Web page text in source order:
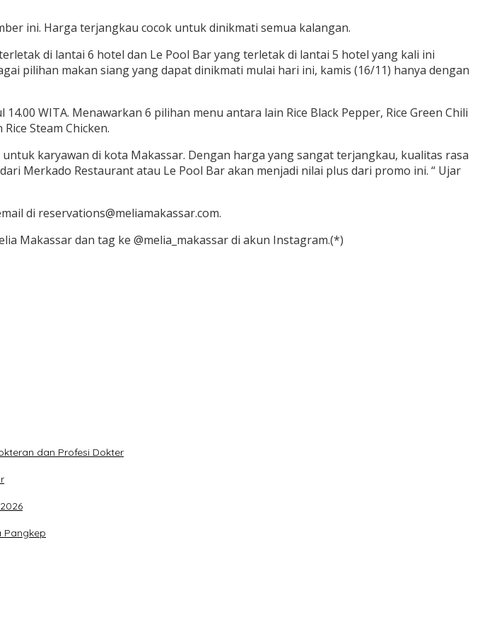
ini. Harga terjangkau cocok untuk dinikmati semua kalangan.
di lantai 6 hotel dan Le Pool Bar yang terletak di lantai 5 hotel yang kali ini
pilihan makan siang yang dapat dinikmati mulai hari ini, kamis (16/11) hanya dengan
WITA. Menawarkan 6 pilihan menu antara lain Rice Black Pepper, Rice Green Chili
Steam Chicken.
karyawan di kota Makassar. Dengan harga yang sangat terjangkau, kualitas rasa
Merkado Restaurant atau Le Pool Bar akan menjadi nilai plus dari promo ini. “ Ujar
di reservations@meliamakassar.com.
Makassar dan tag ke @melia_makassar di akun Instagram.(*)
dan Profesi Dokter
Pangkep